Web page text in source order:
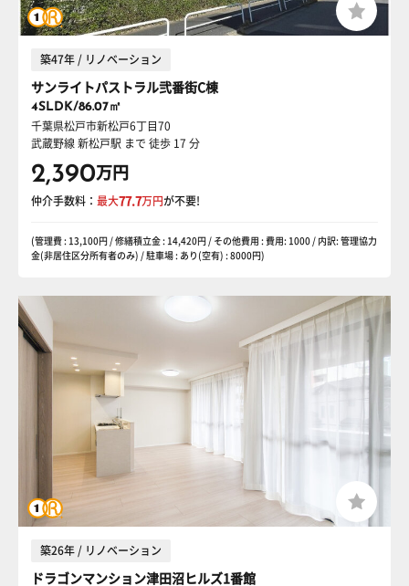
築47年 / リノベーション
サンライトパストラル弐番街C棟
4SLDK/86.07㎡
千葉県松戸市新松戸6丁目70
武蔵野線 新松戸駅 まで 徒歩 17 分
2,390万円
仲介手数料： 最大77.7万円が不要!
(管理費 : 13,100円 / 修繕積立金 : 14,420円 / その他費用 : 費用: 1000 / 内訳: 管理協力
金(非居住区分所有者のみ) / 駐車場 : あり(空有) : 8000円)
築26年 / リノベーション
ドラゴンマンション津田沼ヒルズ1番館